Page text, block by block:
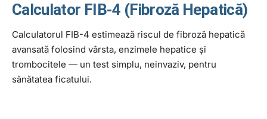
Calculator FIB-4 (Fibroză Hepatică)
Calculatorul FIB-4 estimează riscul de fibroză hepatică
avansată folosind vârsta, enzimele hepatice și
trombocitele — un test simplu, neinvaziv, pentru
sănătatea ficatului.
Ești medic sau ai o clinică medicală?
Bună! Spuneți-mi ce căutați — un medic sau o clinică — și vă
ajut.